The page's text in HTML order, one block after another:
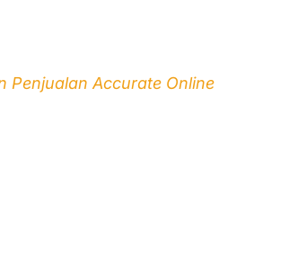
Penjualan Accurate Online